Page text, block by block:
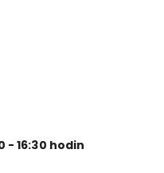
- 16:30 hodin